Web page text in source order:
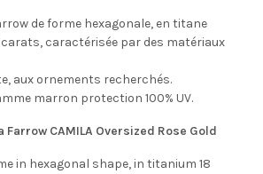
de forme hexagonale, en titane
carats, caractérisée par des matériaux
aux ornements recherchés.
marron protection 100% UV.
Farrow CAMILA Oversized Rose Gold
in hexagonal shape, in titanium 18